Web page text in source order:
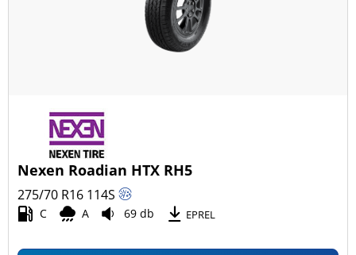
Nexen Roadian HTX RH5
275/70 R16 114S
C A 69 db EPREL